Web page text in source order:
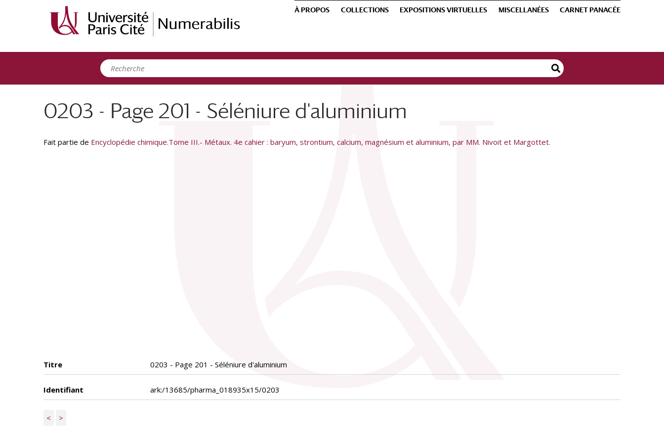
À PROPOS COLLECTIONS EXPOSITIONS VIRTUELLES MISCELLANÉES CARNET PANACÉE
0203 - Page 201 - Séléniure d'aluminium
Fait partie de Encyclopédie chimique.Tome III.- Métaux. 4e cahier : baryum, strontium, calcium, magnésium et aluminium, par MM. Nivoit et Margottet.
Titre 0203 - Page 201 - Séléniure d'aluminium
Identifiant ark:/13685/pharma_018935x15/0203
< >
Panneau de gestion des cookies